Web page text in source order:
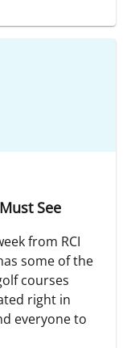
See
from RCI
some of the
courses
right in
everyone to